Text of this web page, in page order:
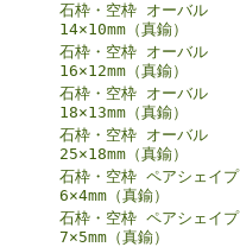
石枠・空枠 オーバル
14×10mm（真鍮）
石枠・空枠 オーバル
16×12mm（真鍮）
石枠・空枠 オーバル
18×13mm（真鍮）
石枠・空枠 オーバル
25×18mm（真鍮）
石枠・空枠 ペアシェイプ
6×4mm（真鍮）
石枠・空枠 ペアシェイプ
7×5mm（真鍮）